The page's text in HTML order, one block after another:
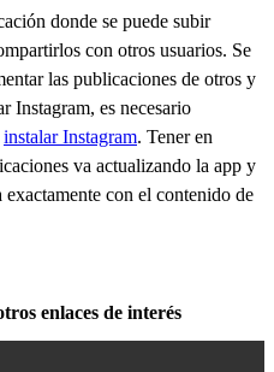
donde se puede subir
con otros usuarios. Se
las publicaciones de otros y
Instagram, es necesario
instalar Instagram. Tener en
va actualizando la app y
con el contenido de
enlaces de interés